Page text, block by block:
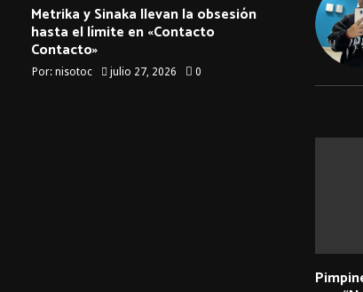
Metrika y Sinaka llevan la obsesión
hasta el límite en «Contacto
Contacto»
Por: nisotoc julio 27, 2026 0